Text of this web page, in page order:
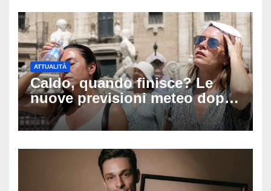
ATTUALITÀ
Caldo, quando finisce? Le
nuove previsioni meteo dopo
Ferragosto: ecco quando
potrebbe arrivare la svolta